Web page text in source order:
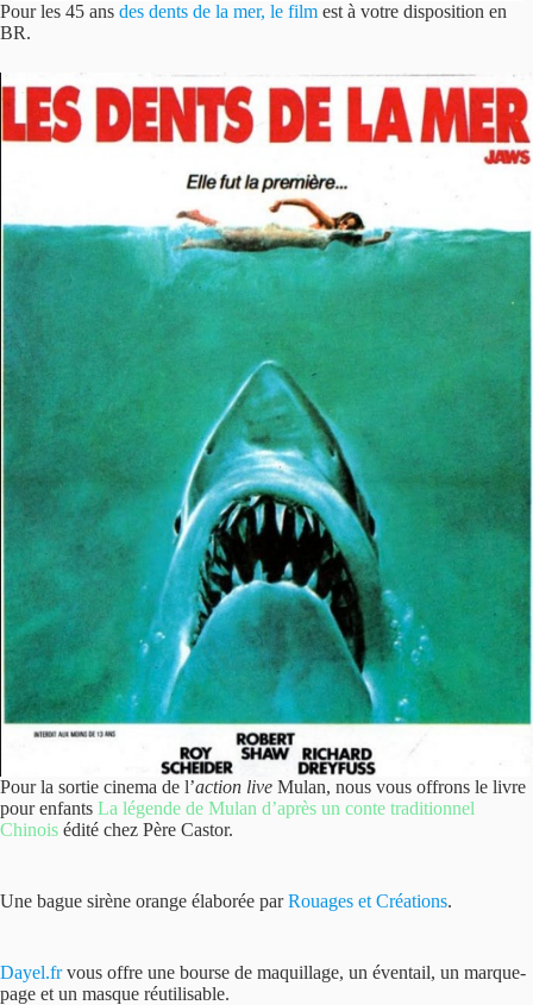
Pour les 45 ans des dents de la mer, le film est à votre disposition en
BR.
Pour la sortie cinema de l’action live Mulan, nous vous offrons le livre
pour enfants La légende de Mulan d’après un conte traditionnel
Chinois édité chez Père Castor.
Une bague sirène orange élaborée parRouages et Créations.
Dayel.fr vous offre une bourse de maquillage, un éventail, un marque-
page et un masque réutilisable.